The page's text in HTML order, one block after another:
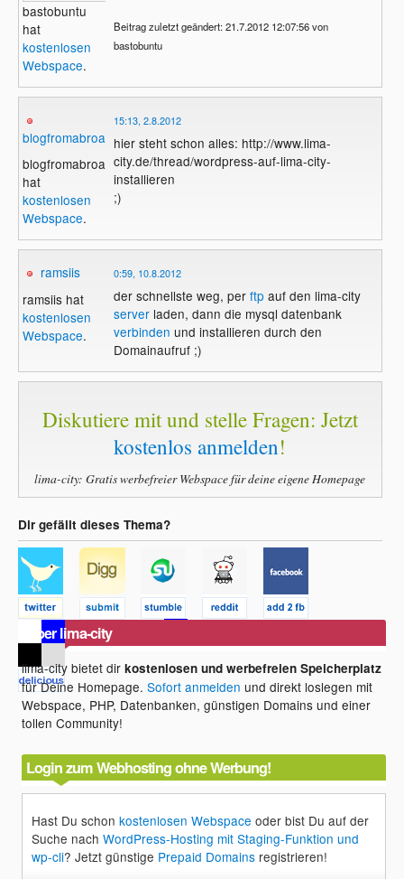
bastobuntu
hat
kostenlosen
Webspace.
Beitrag zuletzt geändert: 21.7.2012 12:07:56 von
bastobuntu
blogfromabroad
blogfromabroad
hat
kostenlosen
Webspace.
15:13, 2.8.2012
hier steht schon alles: http://www.lima-
city.de/thread/wordpress-auf-lima-city-
installieren
;)
ramsiis
ramsiis hat
kostenlosen
Webspace.
0:59, 10.8.2012
der schnellste weg, per ftp auf den lima-city
serverladen, dann die mysql datenbank
verbinden und installieren durch den
Domainaufruf ;)
Diskutiere mit und stelle Fragen: Jetzt
kostenlos anmelden!
lima-city: Gratis werbefreier Webspace für deine eigene Homepage
Dir gefällt dieses Thema?
Über lima-city
lima-city bietet dirkostenlosen und werbefreien Speicherplatz
für Deine Homepage.Sofort anmelden und direkt loslegen mit
Webspace, PHP, Datenbanken, günstigen Domains und einer
tollen Community!
Login zum Webhosting ohne Werbung!
Hast Du schonkostenlosen Webspace oder bist Du auf der
Suche nachWordPress-Hosting mit Staging-Funktion und
wp-cli? Jetzt günstige Prepaid Domains registrieren!